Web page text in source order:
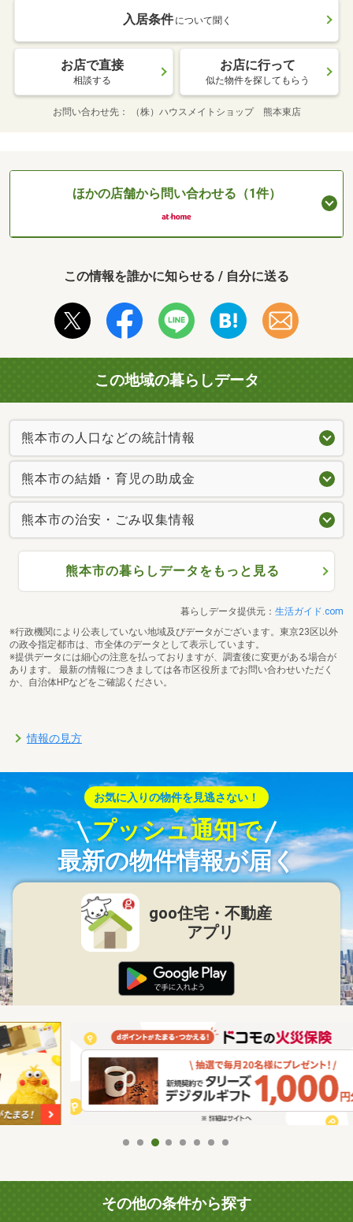
入居条件 について聞く
お店で直接
相談する
お店に行って
似た物件を探してもらう
お問い合わせ先 （株）ハウスメイトショップ 熊本東店
ほかの店舗から問い合わせる（1件）
この情報を誰かに知らせる / 自分に送る
この地域の暮らしデータ
熊本市の人口などの統計情報
熊本市の結婚・育児の助成金
熊本市の治安・ごみ収集情報
熊本市の暮らしデータをもっと見る
暮らしデータ提供元： 生活ガイド.com
※行政機関により公表していない地域及びデータがございます。東京23区以外
の政令指定都市は、市全体のデータとして表示しています。
※提供データには細心の注意を払っておりますが、調査後に変更がある場合が
あります。 最新の情報につきましては各市区役所までお問い合わせいただく
か、自治体HPなどをご確認ください。
情報の見方
お気に入りの物件を見逃さない！
プッシュ通知で
最新の物件情報が届く
goo住宅・不動産
アプリ
その他の条件から探す